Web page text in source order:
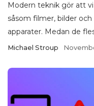
Modern teknik gör att
såsom filmer, bilder
apparater. Medan de
Michael Stroup